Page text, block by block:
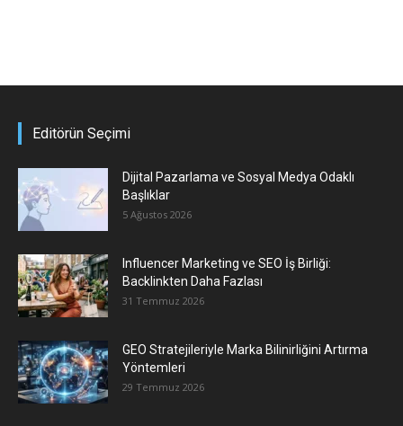
Editörün Seçimi
Dijital Pazarlama ve Sosyal Medya Odaklı
Başlıklar
5 Ağustos 2026
Influencer Marketing ve SEO İş Birliği:
Backlinkten Daha Fazlası
31 Temmuz 2026
GEO Stratejileriyle Marka Bilinirliğini Artırma
Yöntemleri
29 Temmuz 2026